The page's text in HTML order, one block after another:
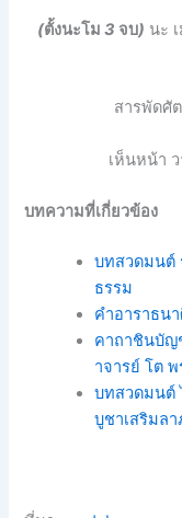
(ตั้งนะโม 3 จบ) นะ
สารพัดศั
เห็นหน้า
บทความที่เกี่ยวข้อง
บทสวดมนต์
ธรรม
คำอาราธน
คาถาชินบัญ
าจารย์ โต
บทสวดมนต์
บูชาเสริมล